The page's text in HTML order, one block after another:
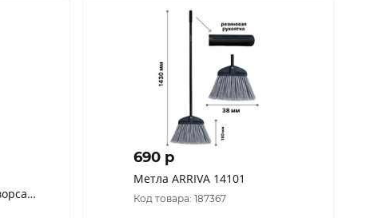
690 p
Метла ARRIVA 14101
Код товара: 187367